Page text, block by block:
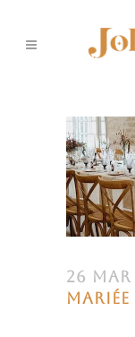
26 Mar
mariée